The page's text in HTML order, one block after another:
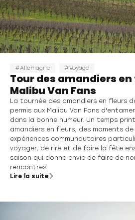
Allemagne Voyage
Tour des amandiers
Malibu Van Fans
La tournée des amandiers en fleurs
permis aux Malibu Van Fans
dans la bonne humeur. Un temps
amandiers en fleurs, des moments
expériences communautaires
voyager, de rire et de faire la fête
saison qui donne envie de faire de
rencontres.
Lire la suite